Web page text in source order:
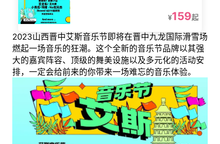
¥159起
2023山西晋中艾斯音乐节即将在晋中九龙国际滑雪场
燃起一场音乐的狂潮。这个全新的音乐节品牌以其强
大的嘉宾阵容、顶级的舞美设施以及多元化的活动安
排，一定会给前来的你带来一场难忘的音乐体验。